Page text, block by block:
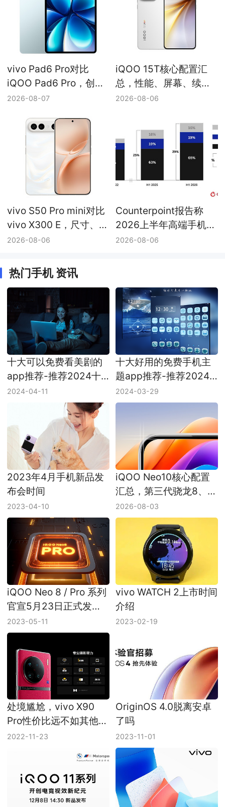
vivo Pad6 Pro对比
iQOO Pad6 Pro，创作
办公与电竞大屏定位差
2026-08-07
iQOO 15T核心配置汇
总，性能、屏幕、续航
与游戏能力边界
2026-08-06
vivo S50 Pro mini对比
vivo X300 E，尺寸、续
航与影像配置差异
2026-08-06
Counterpoint报告称
2026上半年高端手机份
额升至29%，vivo高端
2026-08-06
热门手机 资讯
十大可以免费看美剧的
app推荐-推荐2024十
款可以免费看美剧的
2024-04-11
十大好用的免费手机主
题app推荐-推荐2024
十款好用的免费手机主
题app
2024-03-29
2023年4月手机新品发
布会时间
2023-04-10
iQOO Neo10核心配置
汇总，第三代骁龙8、
Q2芯片、6100mAh和
120W
2026-08-03
iQOO Neo 8 / Pro 系列
官宣5月23日正式发
布，首发天玑 9200+
2023-05-11
vivo WATCH 2上市时间
介绍
2023-02-19
处境尴尬，vivo X90
Pro性价比远不如其他两
款，会成为vivo版
2022-11-23
OriginOS 4.0脱离安卓
了吗
2023-11-01